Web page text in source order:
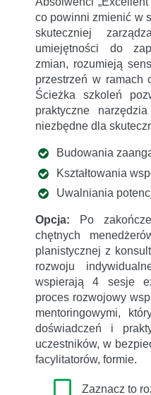
co powinni zmienić w
skuteczniej
umiejętności do
zmian, rozumieją
przestrzeń w ramach
Ścieżka szkoleń
praktyczne
niezbędne dla
Budowania
Kształtowania
Uwalniania
Opcja: Po
chętnych
planistycznej z
rozwoju
wspierają 4 sesje
proces rozwojowy
mentoringowymi,
doświadczeń i
uczestników, w
facylitatorów, formie.
Zaznacz to